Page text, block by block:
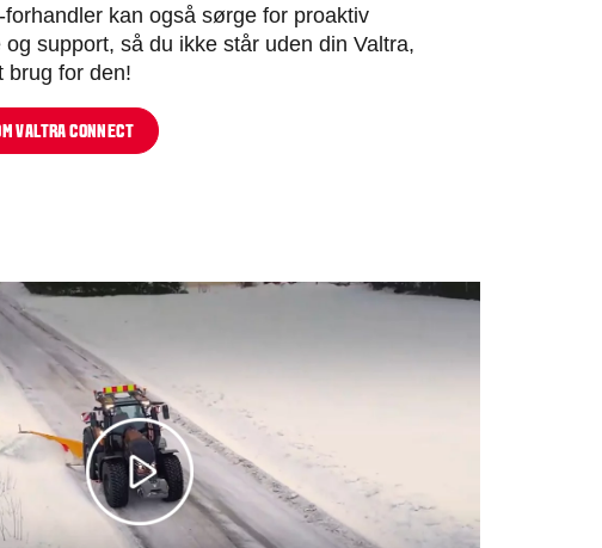
forhandler kan også sørge for proaktiv
support, så du ikke står uden din Valtra,
brug for den!
VALTRA CONNECT